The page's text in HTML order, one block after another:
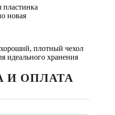
пластинка
новая
плотный чехол
идеального хранения
И ОПЛАТА